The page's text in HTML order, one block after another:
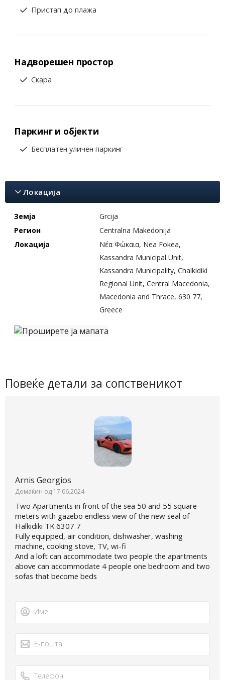
Пристап до плажа
Надворешен простор
Скара
Паркинг и објекти
Бесплатен уличен паркинг
Локација
Земја
Grcija
Регион
Centralna Makedonija
Локација
Νέα Φώκαια, Nea Fokea,
Kassandra Municipal Unit,
Kassandra Municipality, Chalkidiki
Regional Unit, Central Macedonia,
Macedonia and Thrace, 630 77,
Greece
Повеќе детали за сопственикот
Arnis Georgios
Домаќин од 17.06.2024
Two Apartments in front of the sea 50 and 55 square
meters with gazebo endless view of the new seal of
Halkidiki TK 6307 7
Fully equipped, air condition, dishwasher, washing
machine, cooking stove, TV, wi-fi
And a loft can accommodate two people the apartments
above can accommodate 4 people one bedroom and two
sofas that become beds